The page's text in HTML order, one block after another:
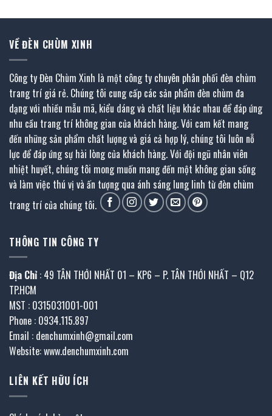
VỀ ĐÈN CHÙM XINH
Công ty Đèn Chùm Xinh là một công ty chuyên phân phối đèn chùm
trang trí giá rẻ. Chúng tôi cung cấp các sản phẩm đèn chùm đa
dạng với nhiều mẫu mã, kiểu dáng và chất liệu khác nhau để đáp ứng
nhu cầu trang trí không gian của khách hàng. Với cam kết mang
đến những sản phẩm chất lượng và giá cả hợp lý, chúng tôi luôn nỗ
lực để đáp ứng sự hài lòng của khách hàng. Với đội ngũ nhân viên
nhiệt huyết, chúng tôi mong muốn mang đến một không gian sống
và làm việc thú vị và ấn tượng qua ánh sáng lung linh từ đèn chùm
trang trí của chúng tôi.
THÔNG TIN CÔNG TY
Địa Chỉ : 49 TÂN THỚI NHẤT 01 – KP6 – P. TÂN THỚI NHẤT – Q12
TP.HCM
MST : 0315031001-001
Phone : 0934.115.897
Email : denchumxinh@gmail.com
Website: www.denchumxinh.com
LIÊN KẾT HỮU ÍCH